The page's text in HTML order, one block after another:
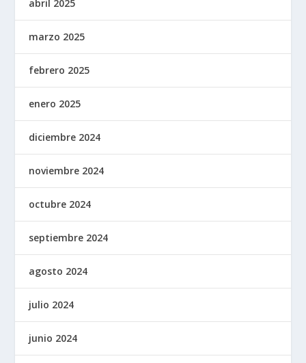
abril 2025
marzo 2025
febrero 2025
enero 2025
diciembre 2024
noviembre 2024
octubre 2024
septiembre 2024
agosto 2024
julio 2024
junio 2024